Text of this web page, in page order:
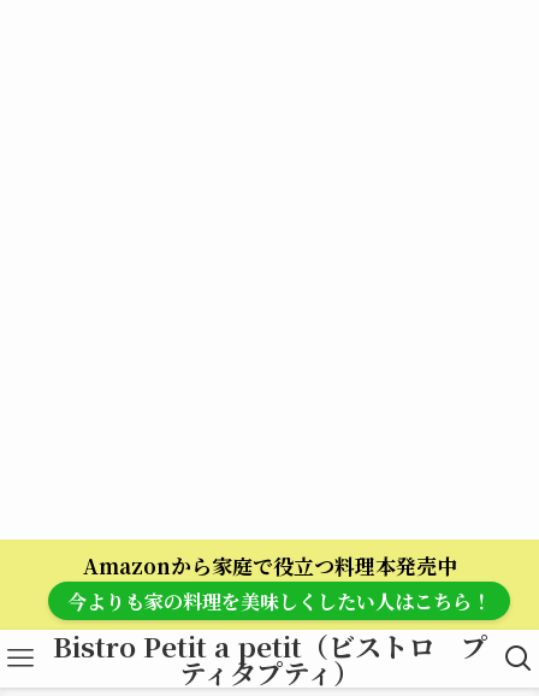
Amazonから家庭で役立つ料理本発売中
今よりも家の料理を美味しくしたい人はこちら！
Bistro Petit a petit（ビストロ プ
ティタプティ）